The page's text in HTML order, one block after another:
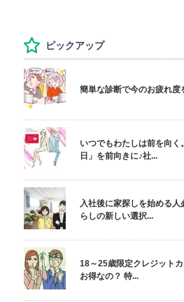
ピックアップ
簡単な診断で今のお疲れ度
いつでもわたしは前を向く
日」を前向きに♪社...
入社後に家探しを始める人
らしの新しい選択...
18～25歳限定クレジット
お得なの？ 特...